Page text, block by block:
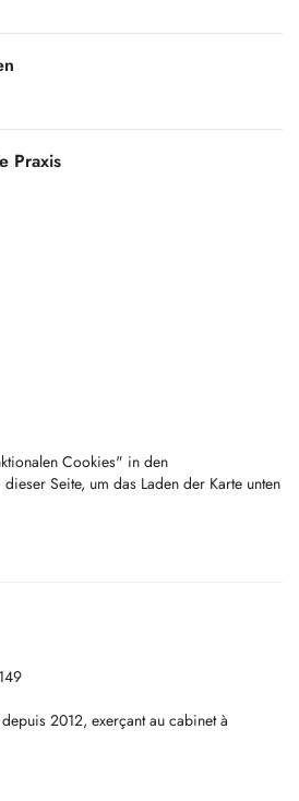
Praxis
Cookies" in den
Seite, um das Laden der Karte unten
2012, exerçant au cabinet à